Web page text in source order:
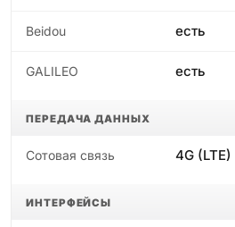
Beidou есть
GALILEO есть
ПЕРЕДАЧА ДАННЫХ
Сотовая связь 4G (LTE)
ИНТЕРФЕЙСЫ